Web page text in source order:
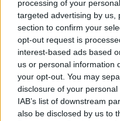
processing of your
targeted advertising by us,
section to confirm your
opt-out request is
interest-based ads based
us or personal information
your opt-out. You may
disclosure of your
IAB’s list of downstream
also be disclosed by us to
Oggi pomeriggio (alle
a Cesaper inaugurare il
(in via Berlinguer) .
La Russa incontrerà i
testa il capolistaGabriele
Letizia Giorgianni, David